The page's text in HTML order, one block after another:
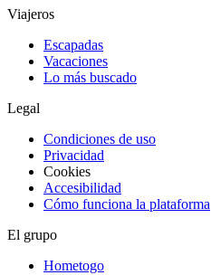
Viajeros
Escapadas
Vacaciones
Lo más buscado
Legal
Condiciones de uso
Privacidad
Cookies
Accesibilidad
Cómo funciona la plataforma
El grupo
Hometogo